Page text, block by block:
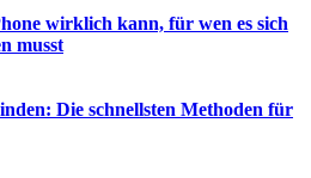
wirklich kann, für wen es sich
musst
Die schnellsten Methoden für